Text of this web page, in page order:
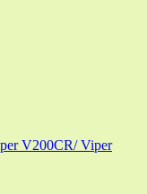
V200CR/ Viper